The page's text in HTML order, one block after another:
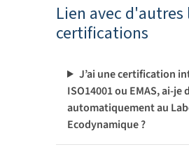
Lien avec
certifications
J’ai une certification
ISO14001 ou EMAS, ai-je
automatiquement au
Ecodynamique ?